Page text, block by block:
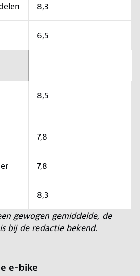
8,3
6,5
8,5
7,8
7,8
8,3
gewogen gemiddelde, de
bij de redactie bekend.
e-bike